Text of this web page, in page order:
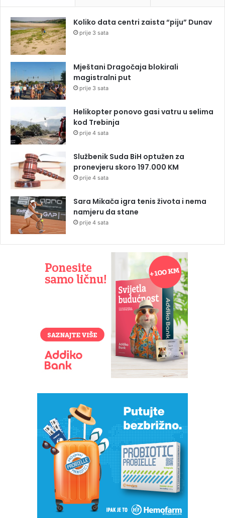
Koliko data centri zaista “piju” Dunav
prije 3 sata
Mještani Dragočaja blokirali
magistralni put
prije 3 sata
Helikopter ponovo gasi vatru u selima
kod Trebinja
prije 4 sata
Službenik Suda BiH optužen za
pronevjeru skoro 197.000 KM
prije 4 sata
Sara Mikača igra tenis života i nema
namjeru da stane
prije 4 sata